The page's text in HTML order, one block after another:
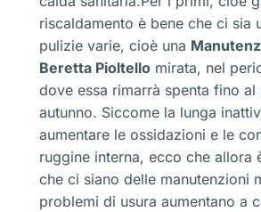
riscaldamento è bene che ci sia
pulizie varie, cioè una
Beretta Pioltello mirata, nel
dove essa rimarrà spenta fino al
autunno. Siccome la lunga
aumentare le ossidazioni e le
ruggine interna, ecco che allora
che ci siano delle manutenzioni
problemi di usura aumentano a